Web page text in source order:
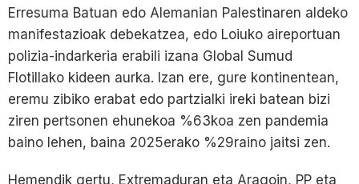
Erresuma Batuan edo Alemanian Palestinaren aldeko
manifestazioak debekatzea, edo Loiuko aireportuan
polizia-indarkeria erabili izana Global Sumud
Flotillako kideen aurka. Izan ere, gure kontinentean,
eremu zibiko erabat edo partzialki ireki batean bizi
ziren pertsonen ehunekoa %63koa zen pandemia
baino lehen, baina 2025erako %29raino jaitsi zen.
Hemendik gertu, Extremaduran eta Aragoin, PP eta